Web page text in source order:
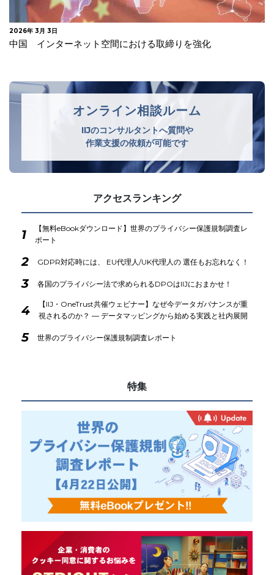
2026年 3月 3日
中国 インターネット空間における取締りを強化
オンライン相談ルーム
IIJのコンサルタントへ質問や
作業支援の依頼が可能です
アクセスランキング
1
【無料eBookダウンロード】世界のプライバシー保護規制調査レ
ポート
2 GDPR対応時には、 EU代理人/UK代理人の 選任もお忘れなく！
3 各国のプライバシー法で求められるDPOはIIJにおまかせ！
4
【IIJ・OneTrust共催ウェビナー】なぜ今データガバナンスが重
視されるのか？ ― データマッピングから始める実践と社内展開
5 世界のプライバシー保護規制調査レポート
特集